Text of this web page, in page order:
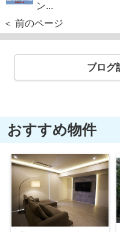
ン...
＜ 前のページ
ブログ
おすすめ物件